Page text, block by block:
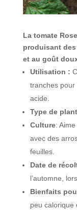
La tomate
produisant
et au goût
Utilisation :
tranches pour
acide.
Type de
Culture:
avec des
feuilles.
Date de
l’automne,
Bienfaits
peu calorique